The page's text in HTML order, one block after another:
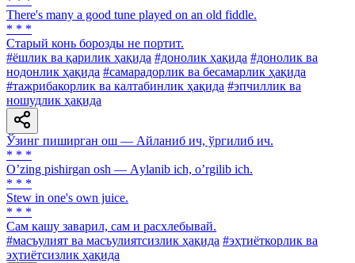
There's many a good tune played on an old fiddle.
* * *
Старый конь борозды не портит.
#ёшлик ва қарилик ҳақида #донолик ҳақида #донолик ва
нодонлик ҳақида #самарадорлик ва бесамарлик ҳақида
#тажрибакорлик ва калтабинлик ҳақида #эпчиллик ва
ношудлик ҳақида
Ўзинг пиширган ош — Айланиб ич, ўргилиб ич.
* * *
Oʼzing pishirgan osh — Аylanib ich, oʼrgilib ich.
* * *
Stew in one's own juice.
* * *
Сам кашу заварил, сам и расхлебывай.
#масъулият ва масъулиятсизлик ҳақида #эҳтиёткорлик ва
эҳтиётсизлик ҳақида